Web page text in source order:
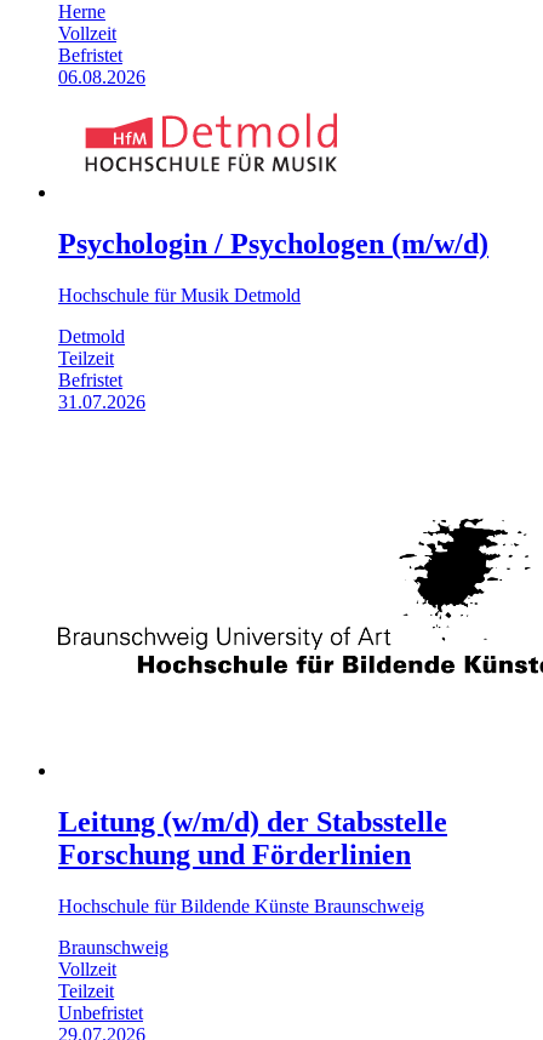
Herne
Vollzeit
Befristet
06.08.2026
Psychologin / Psychologen (m/w/d)
Hochschule für Musik Detmold
Detmold
Teilzeit
Befristet
31.07.2026
Leitung (w/m/d) der Stabsstelle
Forschung und Förderlinien
Hochschule für Bildende Künste Braunschweig
Braunschweig
Vollzeit
Teilzeit
Unbefristet
29.07.2026